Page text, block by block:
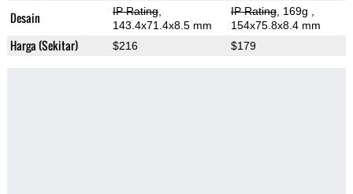
Desain IP Rating,
143.4x71.4x8.5 mm
IP Rating, 169g
154x75.8x8.4 mm
Harga (Sekitar) $216 $179